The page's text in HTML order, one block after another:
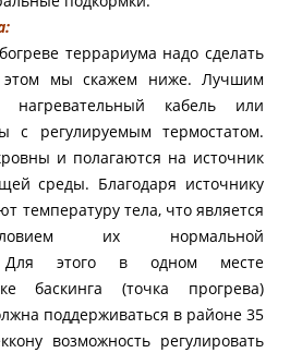
террариума надо сделать
мы скажем ниже. Лучшим
нагревательный кабель или
с регулируемым термостатом.
и полагаются на источник
среды. Благодаря источнику
температуру тела, что является
их нормальной
Для этого в одном месте
баскинга (точка прогрева)
поддерживаться в районе 35
возможность регулировать